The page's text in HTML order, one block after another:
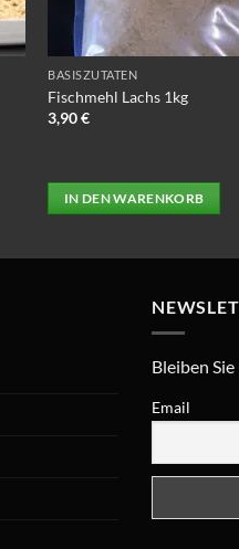
BASISZUTATEN
Fischmehl Lachs 1kg
3,90€
IN DEN WARENKORB
Bleiben
Email